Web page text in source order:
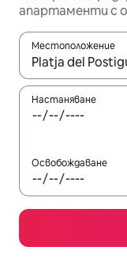
апартаменти с
Местоположение
Когато
Настаняване
Освобождаване